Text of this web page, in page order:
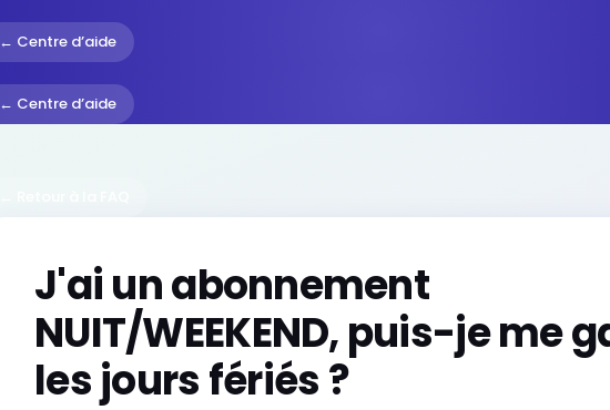
← Centre d’aide
← Centre d’aide
J'ai un abonnement
NUIT/WEEKEND, puis-je me
les jours fériés ?